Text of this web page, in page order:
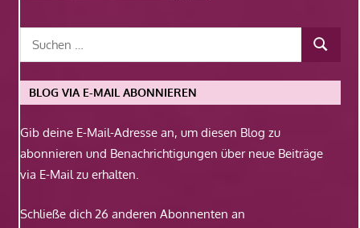
BLOG VIA E-MAIL ABONNIEREN
Gib deine E-Mail-Adresse an, um diesen Blog zu
abonnieren und Benachrichtigungen über neue Beiträge
via E-Mail zu erhalten.
Schließe dich 26 anderen Abonnenten an